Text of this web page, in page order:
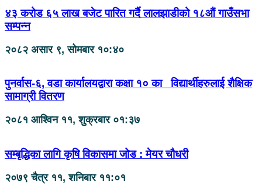
४३ करोड ६५ लाख बजेट पारित गर्दै लालझाडीको १८औं गाउँसभा
सम्पन्न
२०८२ असार ९, सोमबार १०:४०
पुनर्वास-६, वडा कार्यालयद्वारा कक्षा १० का विद्यार्थीहरुलाई शैक्षिक
सामाग्री वितरण
२०८१ आश्विन ११, शुक्रबार ०१:३७
सम्बृद्धिका लागि कृषि विकासमा जोड : मेयर चौधरी
२०७९ चैत्र ११, शनिबार ११:०१